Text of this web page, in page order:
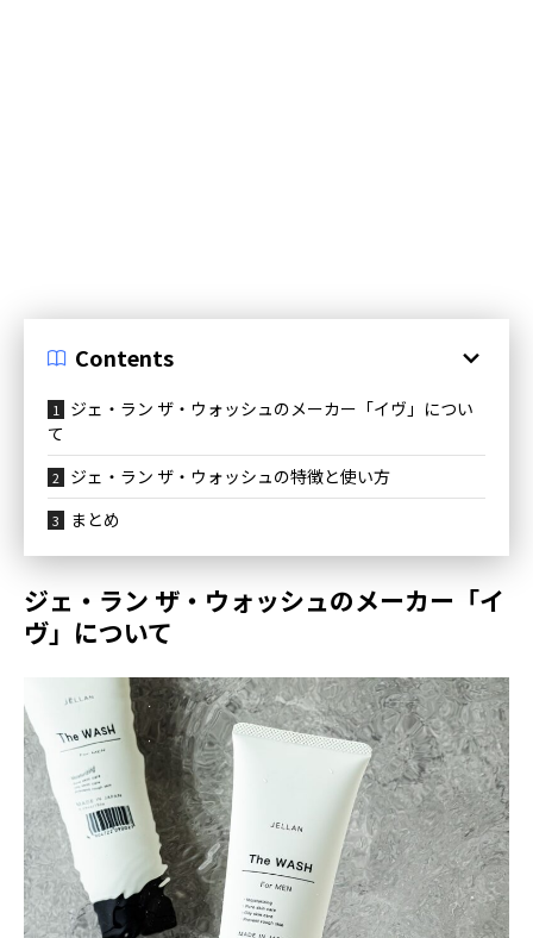
Contents
ジェ・ラン ザ・ウォッシュのメーカー「イヴ」につい
て
ジェ・ラン ザ・ウォッシュの特徴と使い方
まとめ
ジェ・ラン ザ・ウォッシュのメーカー「イ
ヴ」について